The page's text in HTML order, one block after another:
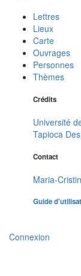
Lettres
Lieux
Carte
Ouvrages
Personnes
Thèmes
Crédits
Université
Tapioca
Contact
Maria-
Guide
Connexion